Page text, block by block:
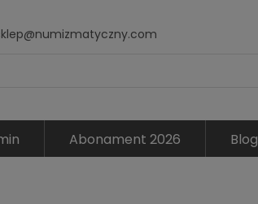
Abonament 2026 Blog